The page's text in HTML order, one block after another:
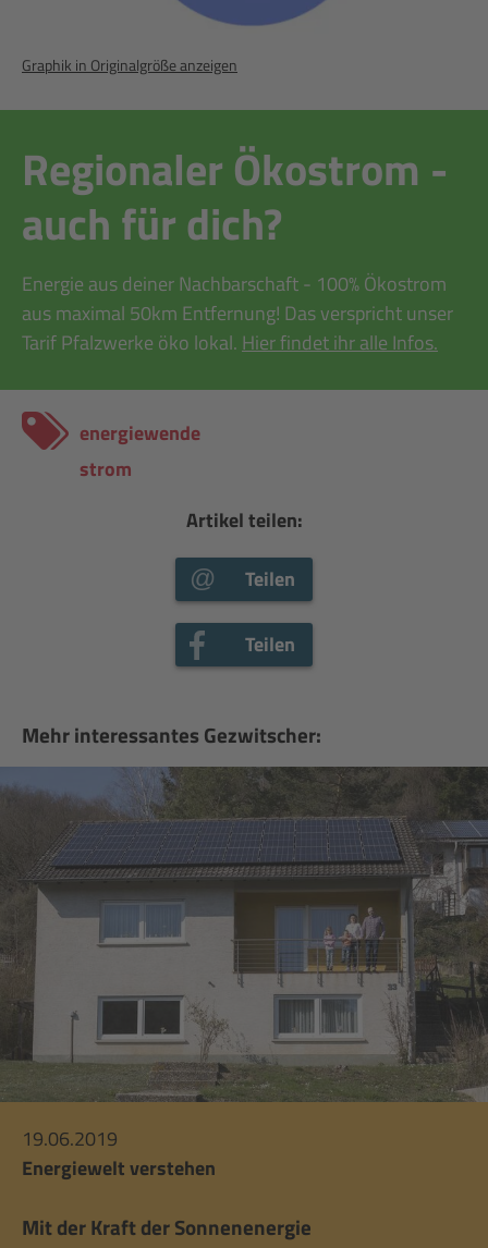
Graphik in Originalgröße anzeigen
Regionaler Ökostrom -
auch für dich?
Energie aus deiner Nachbarschaft - 100% Ökostrom
aus maximal 50km Entfernung! Das verspricht unser
Tarif Pfalzwerke öko lokal. Hier findet ihr alle Infos.
energiewende
strom
Artikel teilen:
Teilen
Teilen
Mehr interessantes Gezwitscher:
19.06.2019
Energiewelt verstehen
Mit der Kraft der Sonnenenergie